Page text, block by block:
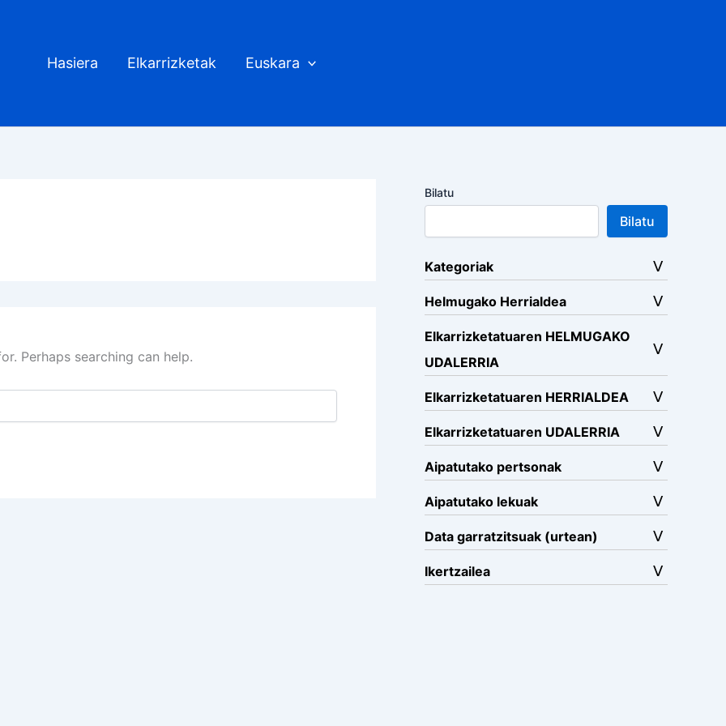
Hasiera Elkarrizketak Euskara
Perhaps searching can help.
Bilatu
Bilatu
Kategoriak
Helmugako Herrialdea
Elkarrizketatuaren HELMUGAKO
UDALERRIA
Elkarrizketatuaren HERRIALDEA
Elkarrizketatuaren UDALERRIA
Aipatutako pertsonak
Aipatutako lekuak
Data garratzitsuak (urtean)
Ikertzailea